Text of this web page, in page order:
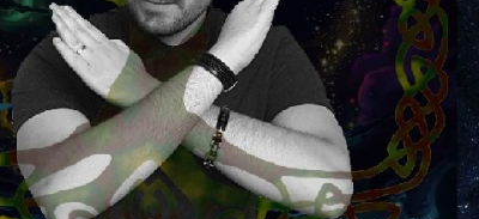
Plus de 2800 critiques de